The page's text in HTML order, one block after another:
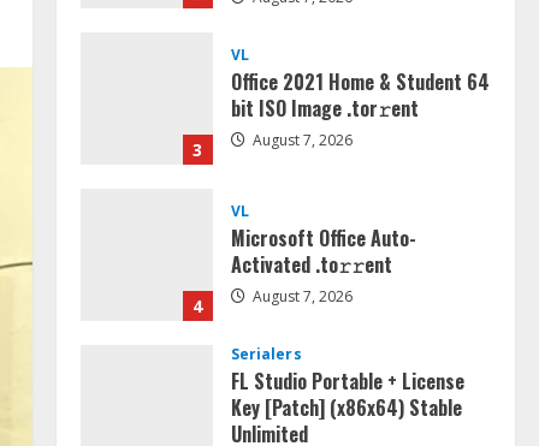
4
VL
Microsoft Office Auto-
Activated .tо𝚛𝚛еnt
August 7, 2026
5
Serialers
FL Studio Portable + License
Key [Patch] (x86x64) Stable
Unlimited
Umum
Kemarau Panjang Picu
Kebakaran di Sangkaran
Bhakti; Rumah Ibu Yuli Hangus